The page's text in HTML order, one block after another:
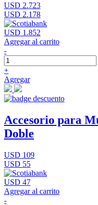
USD 2.723
USD 2.178
USD 1.852
Agregar al carrito
-
+
Agregar
Accesorio para
Doble
USD 109
USD 55
USD 47
Agregar al carrito
-